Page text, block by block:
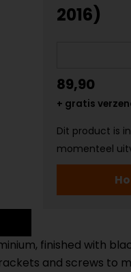
2016)
89,90
+ gratis
Dit product is
momenteel
finished with
and screws to